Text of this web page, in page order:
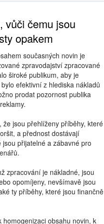
vůči čemu jsou
opakem
současných novin je
zpravodajství zpracované
široké publikum, aby je
efektivní z hlediska nákladů
prodat pozornost publika
že jsou přehlíženy příběhy, které
a přednost dostávají
jsou přijatelné a zábavné pro
zpracování je nákladné, jsou
opomíjeny, nevšímavě jsou
ty příběhy, které jsou finančně
homogenizaci obsahu novin, k